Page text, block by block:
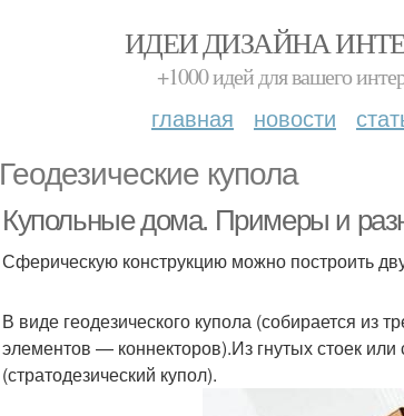
ИДЕИ ДИЗАЙНА
+1000 идей для вашего
главная новости
Геодезические купола
Купольные дома. Примеры и
Сферическую конструкцию можно построить
В виде геодезического купола (собирается из
элементов — коннекторов).Из гнутых стоек
(стратодезический купол).